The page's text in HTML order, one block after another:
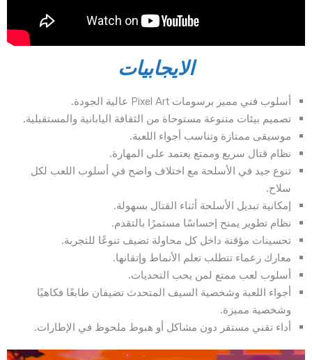
الايجابيات
أسلوب فني مميز برسومات Pixel Art عالية الجودة.
تصميم بيئات متنوعة مستوحاة من الثقافة اليابانية والمستقبلية.
موسيقى ممتازة وتناسب أجواء اللعبة.
نظام قتال سريع وممتع يعتمد على المهارة.
تنوع جيد في الأسلحة مع اختلاف واضح في أسلوب اللعب لكل
سلاح.
إمكانية تبديل الأسلحة أثناء القتال بسهولة.
نظام تطوير يمنح إحساسًا مستمرًا بالتقدم.
تحسينات مؤقتة داخل كل محاولة تضيف تنوعًا للتجربة.
معارك زعماء تتطلب تعلم الأنماط وإتقانها.
أسلوب لعب ممتع لمن يحب التحديات.
أجواء اللعبة وشخصية السيف المتحدث تضيفان طابعًا فكاهيًا
وشخصية مميزة.
أداء تقني مستقر دون مشاكل أو هبوط ملحوظ في الإطارات.